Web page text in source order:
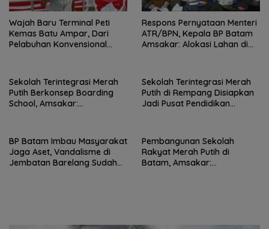
Wajah Baru Terminal Peti
Kemas Batu Ampar, Dari
Pelabuhan Konvensional
Respons Pernyataan Menteri
ATR/BPN, Kepala BP Batam
Amsakar: Alokasi Lahan di
Sekolah Terintegrasi Merah
Putih Berkonsep Boarding
School, Amsakar:
Sekolah Terintegrasi Merah
Putih di Rempang Disiapkan
Jadi Pusat Pendidikan
BP Batam Imbau Masyarakat
Jaga Aset, Vandalisme di
Jembatan Barelang Sudah
Pembangunan Sekolah
Rakyat Merah Putih di
Batam, Amsakar: